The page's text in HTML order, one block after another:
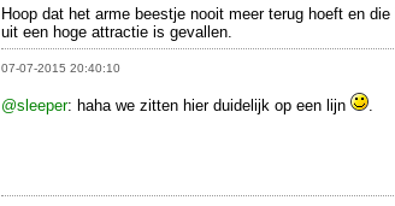
Hoop dat het arme beestje nooit meer terug hoeft en
uit een hoge attractie is gevallen.
07-07-2015 20:40:10
@sleeper: haha we zitten hier duidelijk op een lijn .